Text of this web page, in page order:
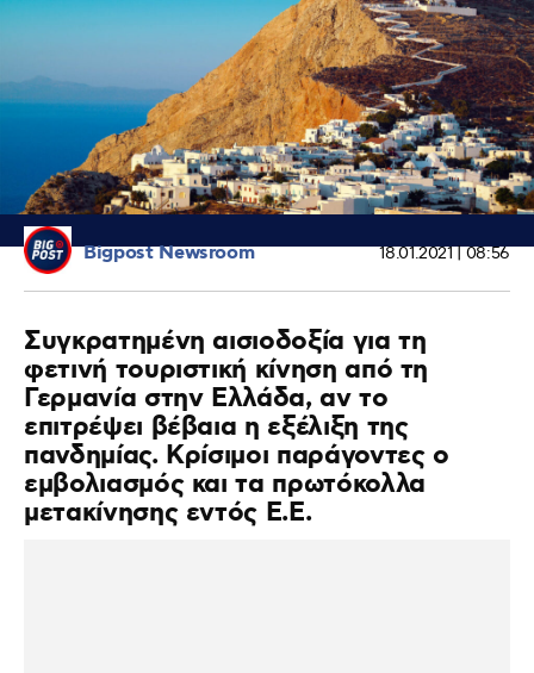
Bigpost Newsroom 18.01.2021 | 08:56
Συγκρατημένη αισιοδοξία για τη
φετινή τουριστική κίνηση από τη
Γερμανία στην Ελλάδα, αν το
επιτρέψει βέβαια η εξέλιξη της
πανδημίας. Κρίσιμοι παράγοντες ο
εμβολιασμός και τα πρωτόκολλα
μετακίνησης εντός Ε.Ε.